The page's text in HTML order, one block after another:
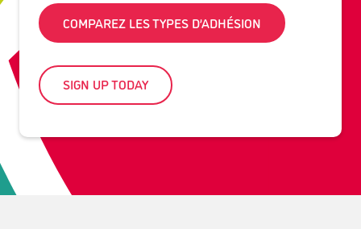
COMPAREZ LES TYPES D’ADHÉSION
SIGN UP TODAY